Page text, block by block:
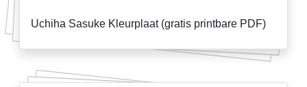
Uchiha Sasuke Kleurplaat (gratis printbare PDF)